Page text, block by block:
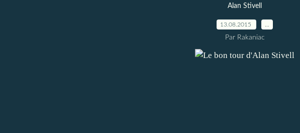
Alan Stivell
13.08.2015
Par Rakaniac